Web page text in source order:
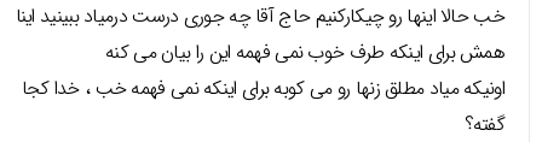
خب حالا اینها رو چیکارکنیم حاج آقا چه جوری درست درمیاد ببینید اینا
همش برای اینکه طرف خوب نمی فهمه این را بیان می کنه
اونیکه میاد مطلق زنها رو می کوبه برای اینکه نمی فهمه خب ، خدا کجا
گفته؟